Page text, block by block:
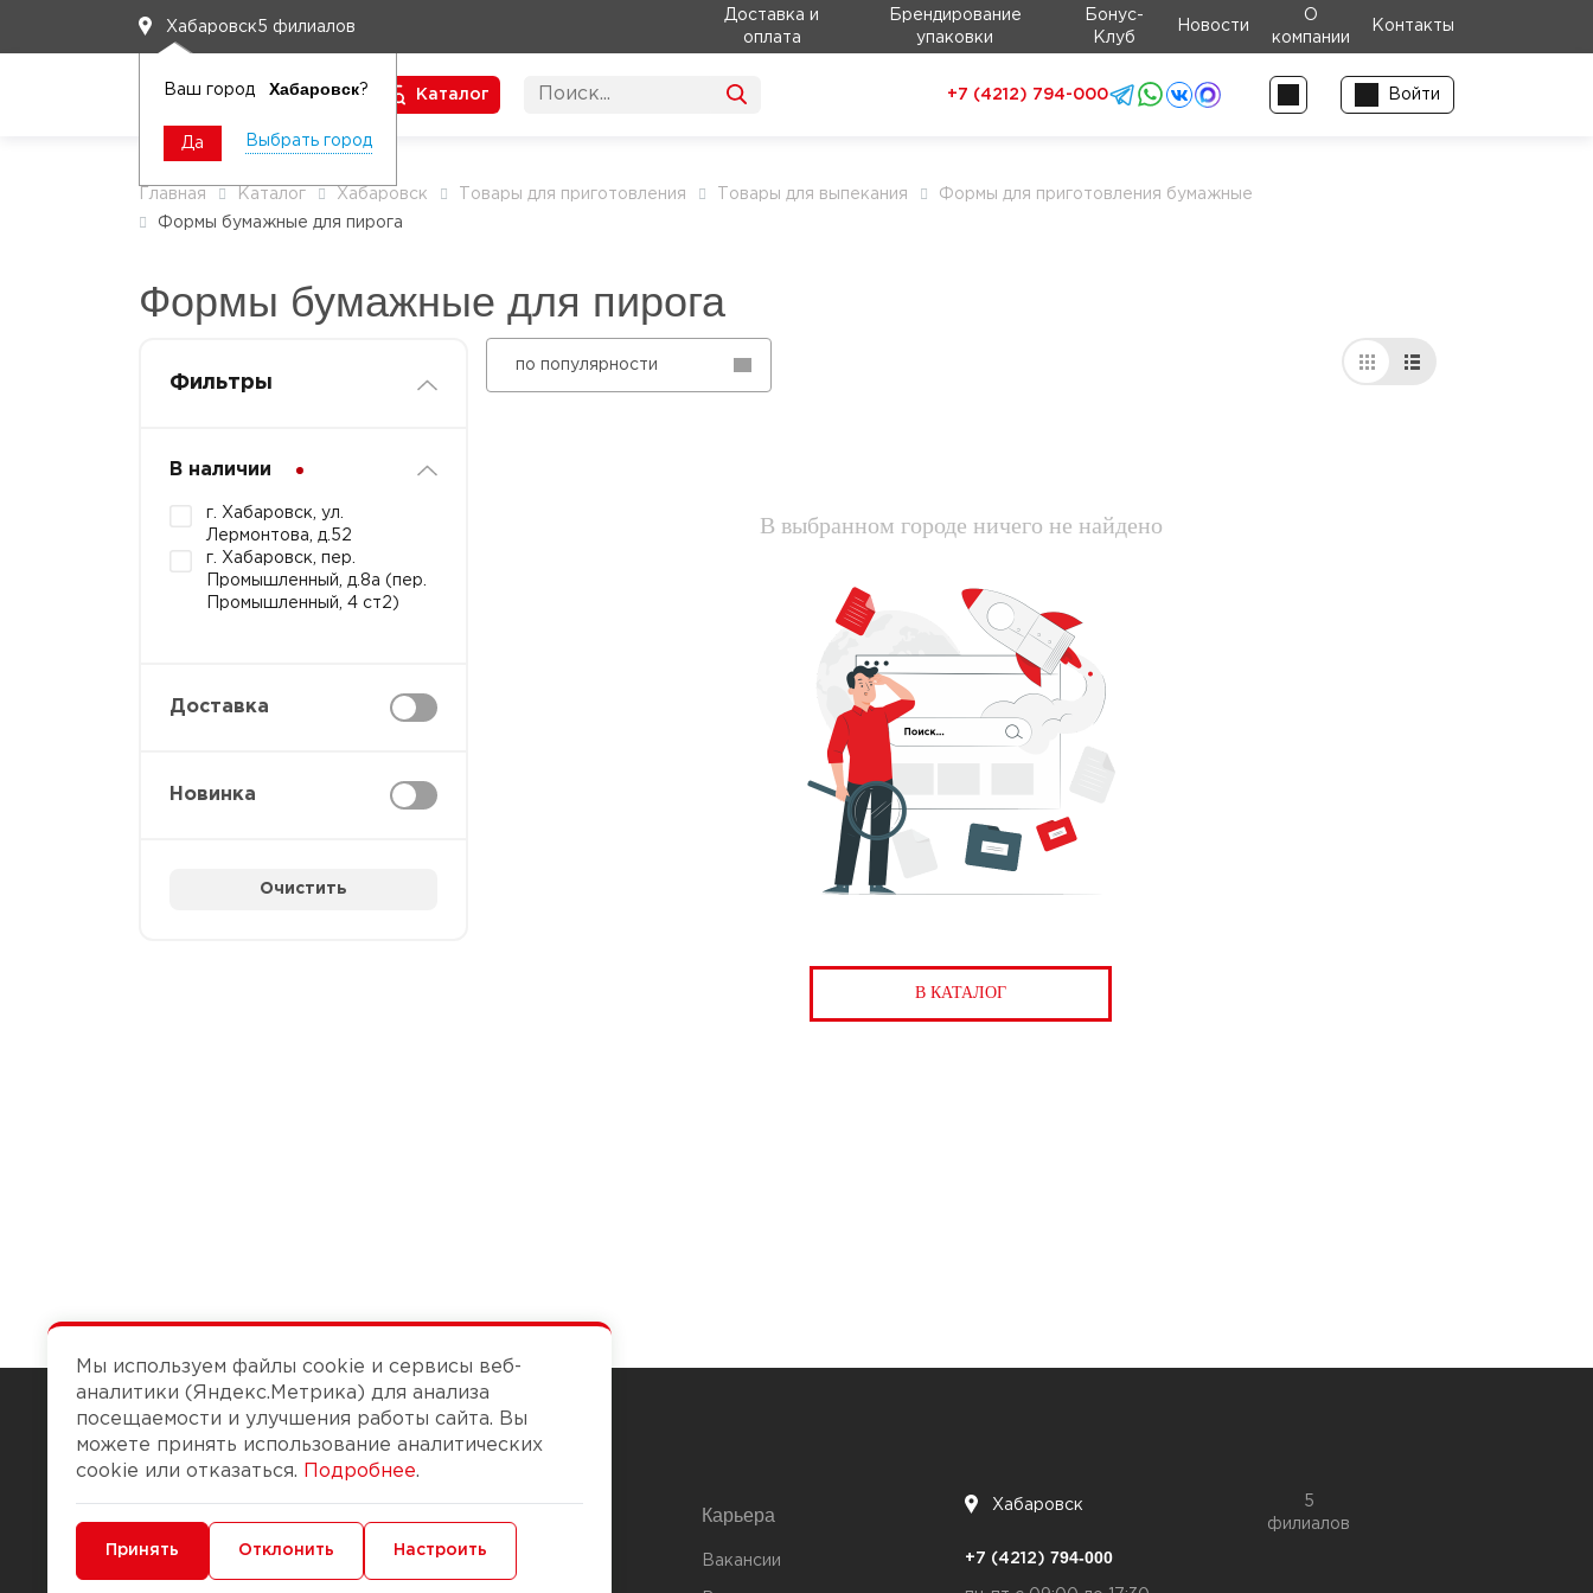
Хабаровск5 филиалов
Ваш город Хабаровск?
Да Выбрать город
Доставка и
оплата
Брендирование
упаковки
Бонус-
Клуб
Новости
О
компании
Контакты
Каталог +7 (4212) 794-000 Войти
Главная Каталог Хабаровск Товары для приготовления Товары для выпекания
Формы для приготовления бумажные
Формы бумажные для пирога
Формы бумажные для пирога
Фильтры
В наличии
г. Хабаровск, ул.
Лермонтова, д.52
г. Хабаровск, пер.
Промышленный, д.8а (пер.
Промышленный, 4 ст2)
Доставка
Новинка
Очистить
по популярности
В выбранном городе ничего не найдено
В КАТАЛОГ
Чтобы вам легко работалось
Доставка и оплата
Карьера
Вакансии
Хабаровск
5
филиалов
+7 (4212) 794-000
Мы используем файлы cookie и сервисы веб-
аналитики (Яндекс.Метрика) для анализа
посещаемости и улучшения работы сайта. Вы
можете принять использование аналитических
cookie или отказаться.
Подробнее.
Минимальные Функциональные/Аналитические
Принять Отклонить Настроить